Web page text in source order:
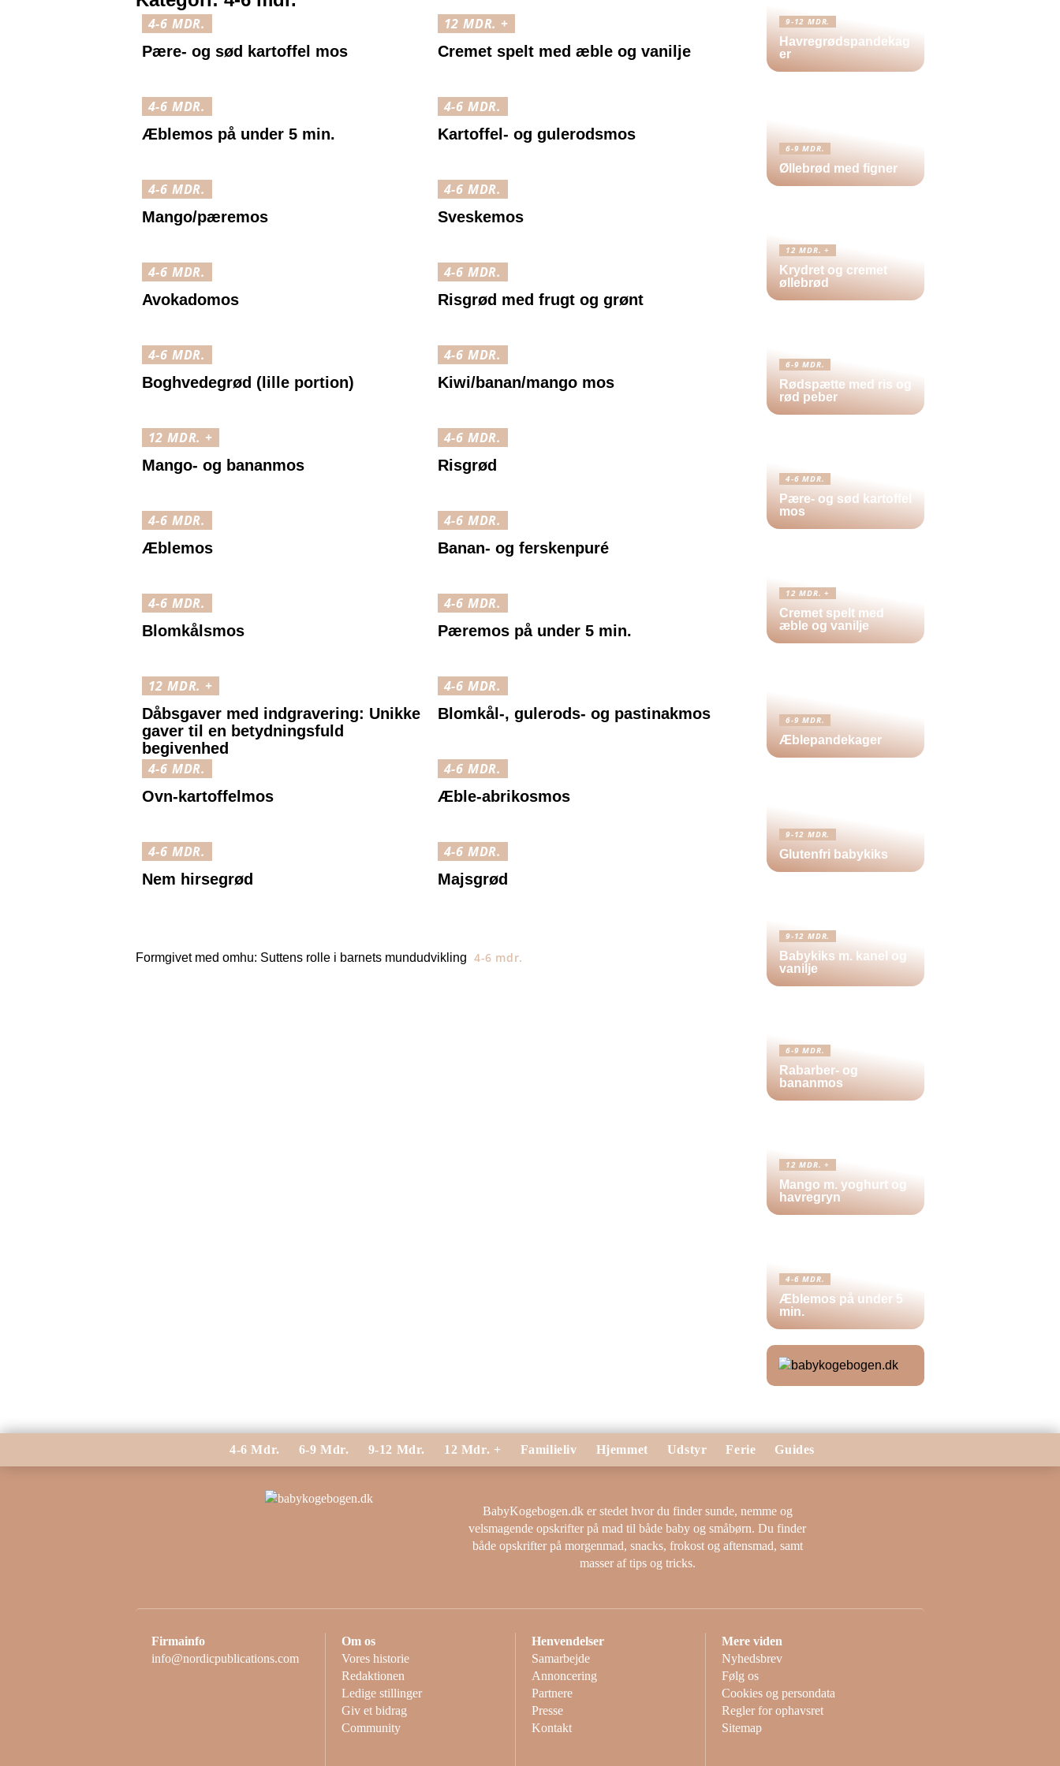
4-6 MDR.
Pære- og sød kartoffel mos
12 MDR. +
Cremet spelt med æble og vanilje
4-6 MDR.
Æblemos på under 5 min.
4-6 MDR.
Kartoffel- og gulerodsmos
4-6 MDR.
Mango/pæremos
4-6 MDR.
Sveskemos
4-6 MDR.
Avokadomos
4-6 MDR.
Risgrød med frugt og grønt
4-6 MDR.
Boghvedegrød (lille portion)
4-6 MDR.
Kiwi/banan/mango mos
12 MDR. +
Mango- og bananmos
4-6 MDR.
Risgrød
4-6 MDR.
Æblemos
4-6 MDR.
Banan- og ferskenpuré
4-6 MDR.
Blomkålsmos
4-6 MDR.
Pæremos på under 5 min.
12 MDR. +
Dåbsgaver med indgravering: Unikke
gaver til en betydningsfuld
begivenhed
4-6 MDR.
Blomkål-, gulerods- og pastinakmos
4-6 MDR.
Ovn-kartoffelmos
4-6 MDR.
Æble-abrikosmos
4-6 MDR.
Nem hirsegrød
4-6 MDR.
Majsgrød
Formgivet med omhu: Suttens rolle i barnets mundudvikling 4-6 mdr.
9-12 MDR.
Havregrødspandekag
er
6-9 MDR.
Øllebrød med figner
12 MDR. +
Krydret og cremet
øllebrød
6-9 MDR.
Rødspætte med ris og
rød peber
4-6 MDR.
Pære- og sød kartoffel
mos
12 MDR. +
Cremet spelt med
æble og vanilje
6-9 MDR.
Æblepandekager
9-12 MDR.
Glutenfri babykiks
9-12 MDR.
Babykiks m. kanel og
vanilje
6-9 MDR.
Rabarber- og
bananmos
12 MDR. +
Mango m. yoghurt og
havregryn
4-6 MDR.
Æblemos på under 5
min.
4-6 Mdr. 6-9 Mdr. 9-12 Mdr. 12 Mdr. + Familieliv Hjemmet Udstyr Ferie Guides
BabyKogebogen.dk er stedet hvor du finder sunde, nemme og
velsmagende opskrifter på mad til både baby og småbørn. Du finder
både opskrifter på morgenmad, snacks, frokost og aftensmad, samt
masser af tips og tricks.
Firmainfo
info@nordicpublications.com
Om os
Vores historie
Redaktionen
Ledige stillinger
Giv et bidrag
Community
Henvendelser
Samarbejde
Annoncering
Partnere
Presse
Kontakt
Mere viden
Nyhedsbrev
Følg os
Cookies og persondata
Regler for ophavsret
Sitemap